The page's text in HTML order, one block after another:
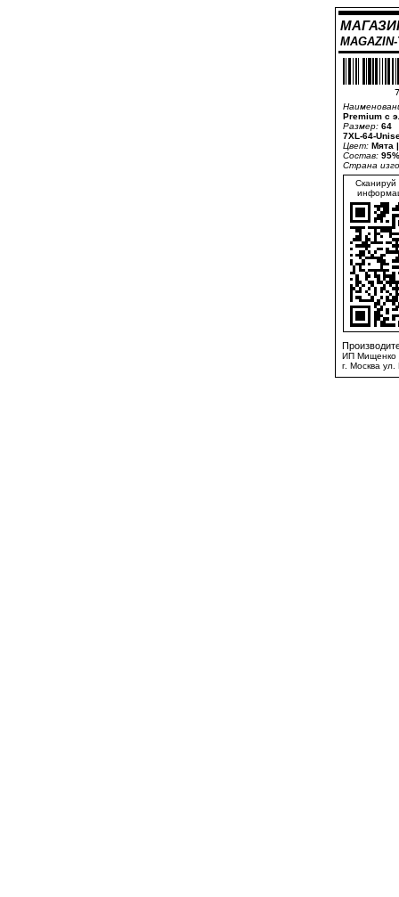
Premium с
Размер: 64
7XL-64-
Цвет: Мята
Состав:
Страна
Сканируй
ИП Мищенко
г. Москва